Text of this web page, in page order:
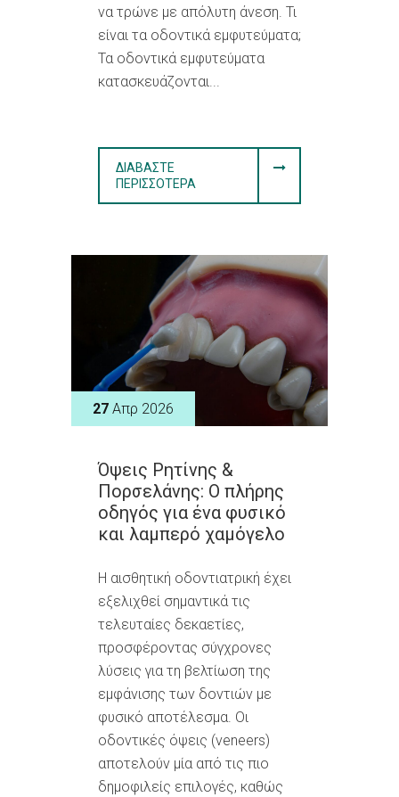
να τρώνε με απόλυτη άνεση. Τι
είναι τα οδοντικά εμφυτεύματα;
Τα οδοντικά εμφυτεύματα
κατασκευάζονται...
ΔΙΑΒΆΣΤΕ
ΠΕΡΙΣΣΌΤΕΡΑ
27 Απρ 2026
Όψεις Ρητίνης &
Πορσελάνης: Ο πλήρης
οδηγός για ένα φυσικό
και λαμπερό χαμόγελο
Η αισθητική οδοντιατρική έχει
εξελιχθεί σημαντικά τις
τελευταίες δεκαετίες,
προσφέροντας σύγχρονες
λύσεις για τη βελτίωση της
εμφάνισης των δοντιών με
φυσικό αποτέλεσμα. Οι
οδοντικές όψεις (veneers)
αποτελούν μία από τις πιο
δημοφιλείς επιλογές, καθώς